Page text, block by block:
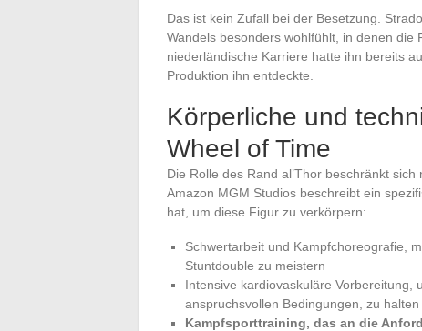
Das ist kein Zufall bei der Besetzung.
Wandels besonders wohlfühlt, in denen die
niederländische Karriere hatte ihn bereits
Produktion ihn entdeckte.
Körperliche und
Wheel of Time
Die Rolle des Rand al’Thor beschränkt
Amazon MGM Studios beschreibt ein
hat, um diese Figur zu verkörpern:
Schwertarbeit und Kampfchoreografie,
Stuntdouble zu meistern
Intensive kardiovaskuläre Vorbereitung,
anspruchsvollen Bedingungen, zu halten
Kampfsporttraining, das an die